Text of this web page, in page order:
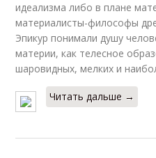
идеализма либо в плане
материалисты-философы
Эпикур понимали душу
материи, как телесное
шаровидных, мелких и
Читать дальше →